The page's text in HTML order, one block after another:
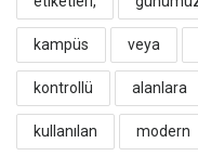
kampüs veya
kontrollü alanlara
kullanılan modern